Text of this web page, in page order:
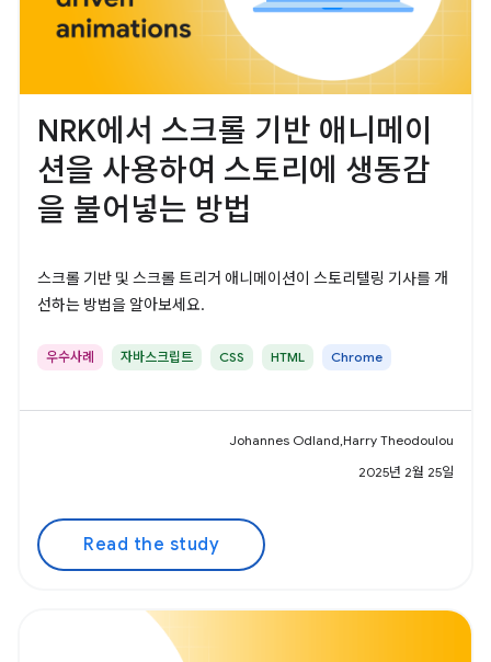
NRK에서 스크롤 기반 애니메이
션을 사용하여 스토리에 생동감
을 불어넣는 방법
스크롤 기반 및 스크롤 트리거 애니메이션이 스토리텔링 기사를 개
선하는 방법을 알아보세요.
우수사례 자바스크립트 CSS HTML Chrome
Johannes Odland,Harry Theodoulou
2025년 2월 25일
Read the study